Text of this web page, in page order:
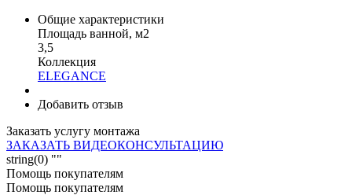
Общие характеристики
Площадь ванной, м2
3,5
Коллекция
ELEGANCE
Добавить отзыв
Заказать услугу монтажа
ЗАКАЗАТЬ ВИДЕОКОНСУЛЬТАЦИЮ
string(0) ""
Помощь покупателям
Помощь покупателям